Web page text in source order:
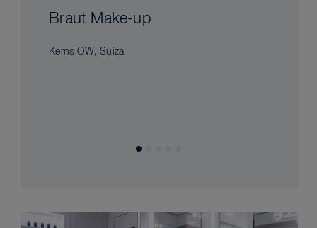
Braut Make-up
Kerns OW, Suiza